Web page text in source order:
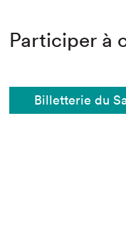
Participer à
Billetterie du